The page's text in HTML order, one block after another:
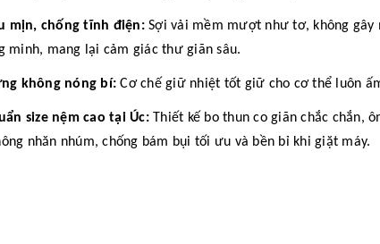
mịn, chống tĩnh điện:Sợi vải mềm mượt như tơ, không gây
minh, mang lại cảm giác thư giãn sâu.
không nóng bí: Cơ chế giữ nhiệt tốt giữ cho cơ thể luôn
size nệm cao tại Úc:Thiết kế bo thun co giãn chắc chắn,
nhăn nhúm, chống bám bụi tối ưu và bền bỉ khi giặt máy.